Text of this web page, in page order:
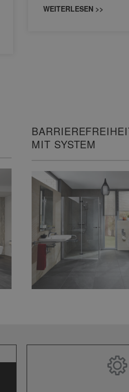
WEITERLESEN >>
MIT SYSTEM